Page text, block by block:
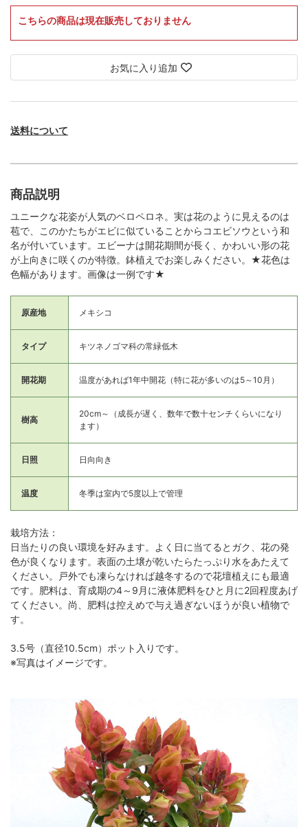
こちらの商品は現在販売しておりません
お気に入り追加
送料について
商品説明
ユニークな花姿が人気のベロペロネ。実は花のように見えるのは
苞で、このかたちがエビに似ていることからコエビソウという和
名が付いています。エビーナは開花期間が長く、かわいい形の花
が上向きに咲くのが特徴。鉢植えでお楽しみください。★花色は
色幅があります。画像は一例です★
原産地 メキシコ
タイプ キツネノゴマ科の常緑低木
開花期 温度があれば1年中開花（特に花が多いのは5～10月）
樹高
20cm～（成長が遅く、数年で数十センチくらいになり
ます）
日照 日向向き
温度 冬季は室内で5度以上で管理
栽培方法：
日当たりの良い環境を好みます。よく日に当てるとガク、花の発
色が良くなります。表面の土壌が乾いたらたっぷり水をあたえて
ください。戸外でも凍らなければ越冬するので花壇植えにも最適
です。肥料は、育成期の4～9月に液体肥料をひと月に2回程度あげ
てください。尚、肥料は控えめで与え過ぎないほうが良い植物で
す。
3.5号（直径10.5cm）ポット入りです。
※写真はイメージです。